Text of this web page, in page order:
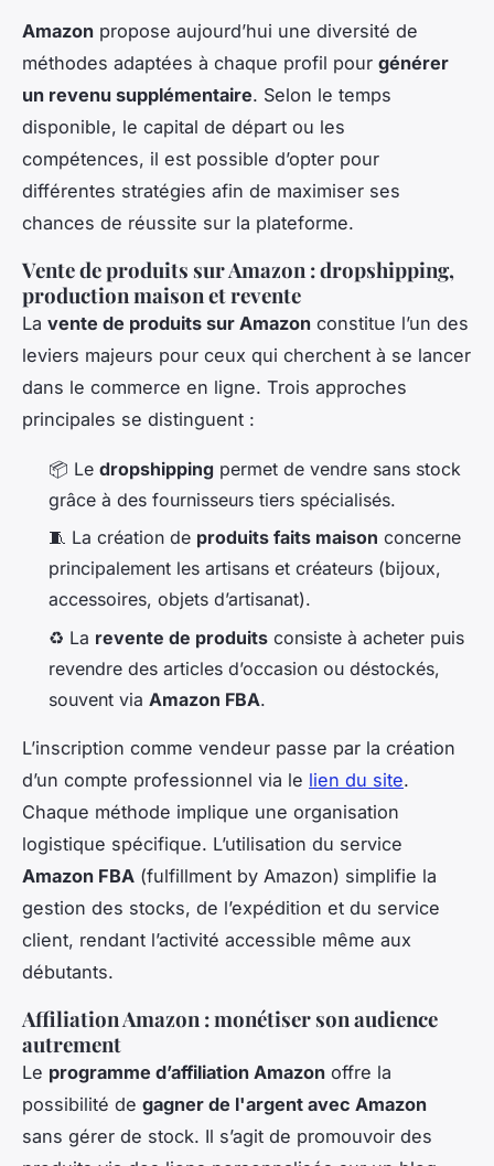
Amazon propose aujourd’hui une diversité de
méthodes adaptées à chaque profil pour générer
un revenu supplémentaire. Selon le temps
disponible, le capital de départ ou les
compétences, il est possible d’opter pour
différentes stratégies afin de maximiser ses
chances de réussite sur la plateforme.
Vente de produits sur Amazon : dropshipping,
production maison et revente
La vente de produits sur Amazon constitue l’un des
leviers majeurs pour ceux qui cherchent à se lancer
dans le commerce en ligne. Trois approches
principales se distinguent :
📦 Le dropshipping permet de vendre sans stock
grâce à des fournisseurs tiers spécialisés.
🧵 La création de produits faits maison concerne
principalement les artisans et créateurs (bijoux,
accessoires, objets d’artisanat).
♻️ La revente de produits consiste à acheter puis
revendre des articles d’occasion ou déstockés,
souvent via Amazon FBA.
L’inscription comme vendeur passe par la création
d’un compte professionnel via le lien du site.
Chaque méthode implique une organisation
logistique spécifique. L’utilisation du service
Amazon FBA (fulfillment by Amazon) simplifie la
gestion des stocks, de l’expédition et du service
client, rendant l’activité accessible même aux
débutants.
Affiliation Amazon : monétiser son audience
autrement
Le programme d’affiliation Amazon offre la
possibilité de gagner de l'argent avec Amazon
sans gérer de stock. Il s’agit de promouvoir des